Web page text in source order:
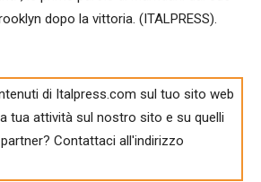
dopo la vittoria. (ITALPRESS).
di Italpress.com sul tuo sito web
tua attività sul nostro sito e su quelli
Contattaci all'indirizzo